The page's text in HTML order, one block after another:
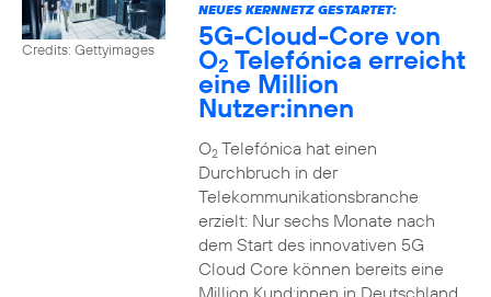
Credits: Gettyimages
NEUES KERNNETZ GESTARTET:
5G-Cloud-Core von
O2 Telefónica erreicht
eine Million
Nutzer:innen
O2Telefónica hat einen
Durchbruch in der
Telekommunikationsbranche
erzielt: Nur sechs Monate nach
dem Start des innovativen 5G
Cloud Core können bereits eine
Million Kund:innen in Deutschland